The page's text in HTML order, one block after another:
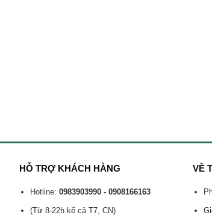
HỖ TRỢ KHÁCH HÀNG
Hotline: 0983903990 - 0908166163
(Từ 8-22h kể cả T7, CN)
VỀ